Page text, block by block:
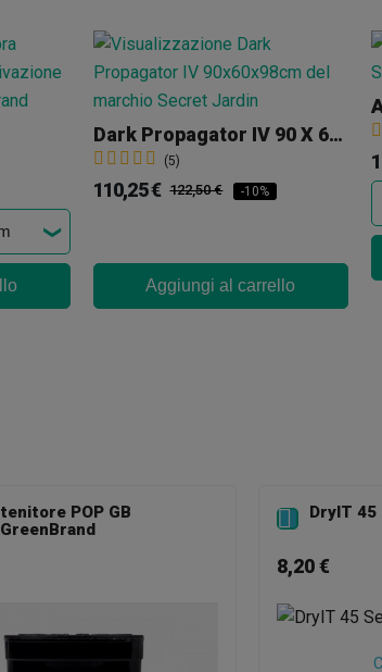
Dark Propagator IV 90 X 60 X 98cm R4.0
(5)
110,25 € 122,50 € -10%
Aggiungi al carrello
POP GB
 DryIT
8,20 €